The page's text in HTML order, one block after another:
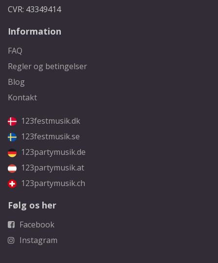
CVR: 43349414
Information
FAQ
Regler og betingelser
Blog
Kontakt
123festmusik.dk
123festmusik.se
123partymusik.de
123partymusik.at
123partymusik.ch
Følg os her
Facebook
Instagram